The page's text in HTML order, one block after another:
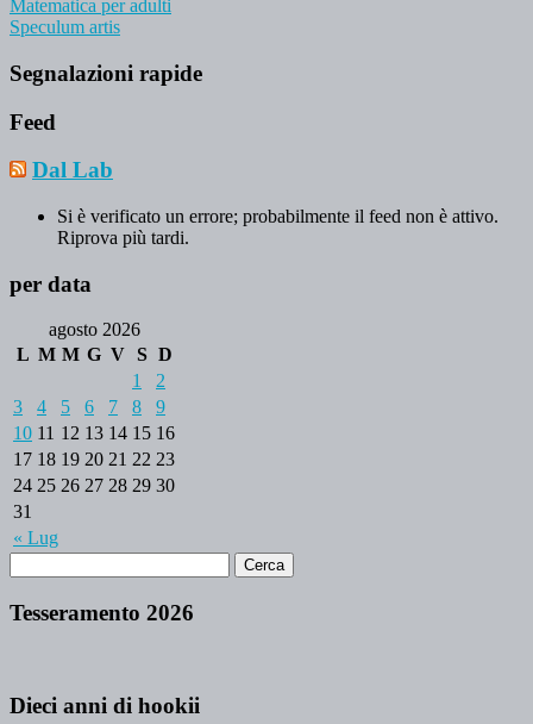
Matematica per adulti
Speculum artis
Segnalazioni rapide
Feed
Dal Lab
Si è verificato un errore; probabilmente il feed non è attivo.
Riprova più tardi.
per data
agosto 2026
L M M G V S D
« Lug
1
2
3
4 5 6 7 8
9
10 11 12 13 14 15 16
17 18 19 20 21 22 23
24 25 26 27 28 29 30
31
Tesseramento 2026
Dieci anni di hookii